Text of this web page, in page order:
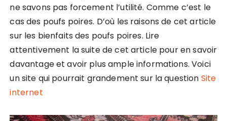
ne savons pas forcement l’utilité. Comme c’est le
cas des poufs poires. D’où les raisons de cet article
sur les bienfaits des poufs poires. Lire
attentivement la suite de cet article pour en savoir
davantage et avoir plus ample informations. Voici
un site qui pourrait grandement sur la question Site
internet